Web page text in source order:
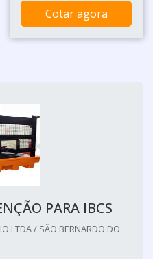
Cotar agora
PARA IBCS
LTDA / SÃO BERNARDO DO